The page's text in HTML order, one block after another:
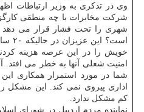
وی در تذكری به وزیر ارتباطات
شركت مخابرات با چه منطقی
شهری را تحت فشار قرار می دهد و
خویش را در این عرصه هزینه
امنیت شعلی آنها به خطر می افتد.
شما در مورد استمرار همكاری
اداری پیروی نمی كند. این مشكل
كم مشكل ندارد.
نماینده مردم اردبیل در شورای